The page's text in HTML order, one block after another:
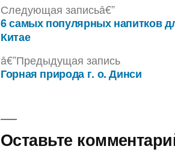
Навигация
по
записям
Предыдущая запись
запись:
Горная природа г. о. Динси
Следующая запись
запись:
6 самых популярных напитков
Китае
Оставьте